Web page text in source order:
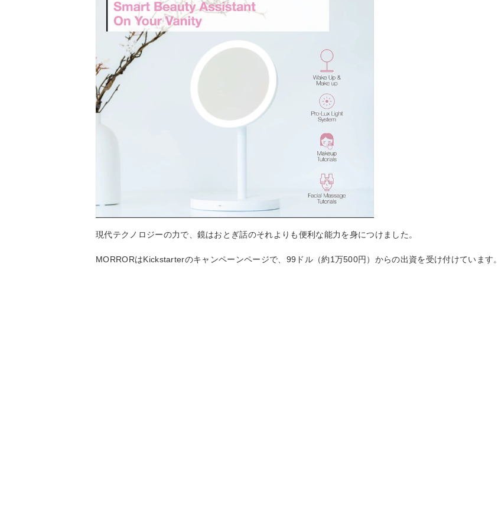
現代テクノロジーの力で、鏡はおとぎ話のそれよりも便利な能力を身につけました。
MORRORはKickstarterのキャンペーンページで、99ドル（約1万500円）からの出資を受け付けています。